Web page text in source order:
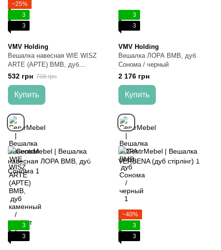
−25%
3
3
VMV Holding
Вешалка навесная WIE WISZ
ARTE (АРТЕ) ВМВ, дуб
каменный / графит
532 грн 708 грн
Купить
3
3
VMV Holding
Вешалка ЛОРА ВМВ, дуб
Сонома / черный
2 176 грн
Купить
3
3
−40%
3
3